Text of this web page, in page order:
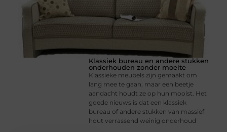
Klassiek bureau en andere stukken
onderhouden zonder moeite
Klassieke meubels zijn gemaakt om
lang mee te gaan, maar een beetje
aandacht houdt ze op hun mooist. Het
goede nieuws is dat een klassiek
bureau of andere stukken van massief
hout verrassend weinig onderhoud